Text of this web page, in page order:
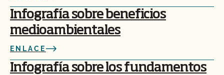
Infografía sobre beneficios
medioambientales
ENLACE
Infografía sobre los fundamentos